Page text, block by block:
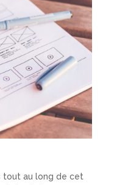
tout au long de cet